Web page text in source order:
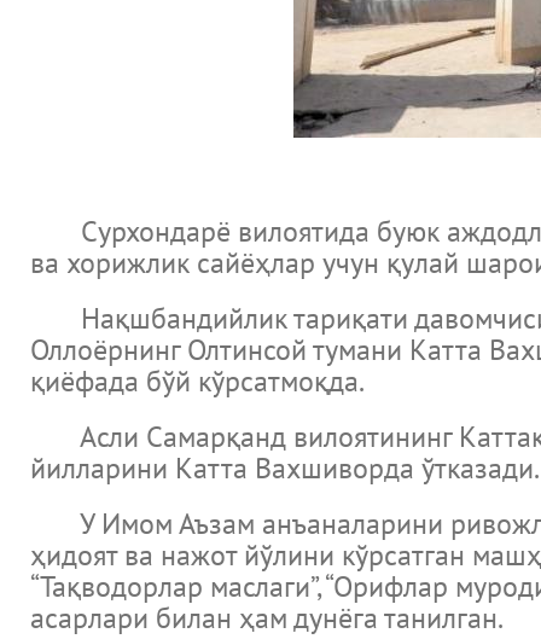
Сурхондарё вилоятида буюк
ва хорижлик сайёҳлар учун қулай
Нақшбандийлик тариқати
Оллоёрнинг Олтинсой тумани Катта
қиёфада бўй кўрсатмоқда.
Асли Самарқанд вилоятининг
йилларини Катта Вахшиворда
У Имом Аъзам анъаналарини
ҳидоят ва нажот йўлини кўрсатган
“Тақводорлар маслаги”, “Орифлар
асарлари билан ҳам дунёга танилган.